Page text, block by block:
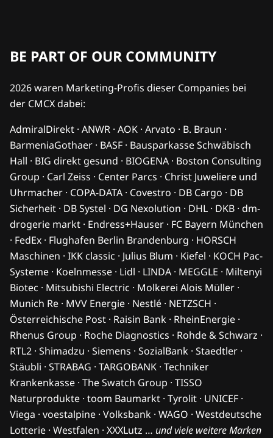
BE PART OF OUR COMMUNITY
2026 waren Marketing-Profis dieser Companies bei
der CMCX dabei:
AdmiralDirekt · ANWR · AOK · Arvato · B. Braun ·
BarmeniaGothaer · BASF · Bausparkasse Schwäbisch
Hall · BIG direkt gesund · BIOGENA · Boston Consulting
Group · Carl Zeiss · Center Parcs · Christ Juweliere und
Uhrmacher · COPA-DATA · Covestro · DB Cargo · DB
Sicherheit · DB Systel · DG Nexolution · DHL · DKB · dm-
drogerie markt · Endress+Hauser · FC Bayern München
· FedEx · Flughafen Berlin Brandenburg · HORSCH
Maschinen · IKK classic · Julius Blum · Kiefel · KOCH Pac-
Systeme · Koelnmesse · Lidl · LINDA · MEGGLE · Miltenyi
Biotec · Mitsubishi Electric · Molkerei Alois Müller ·
Munich Re · MVV Energie · Nestlé · NETZSCH ·
Österreichische Post · Raisin Bank · RheinEnergie ·
Rhenus Group · Roche Diagnostics · Rohde & Schwarz ·
RTL2 · Shimadzu · Siemens · SozialBank · Staedtler ·
Stäubli · STRABAG · TARGOBANK · Techniker
Krankenkasse · The Swatch Group · TISSO
Naturprodukte · toom Baumarkt · Tyrolit · UNICEF ·
Viega · voestalpine · Volksbank · WAGO · Westdeutsche
Lotterie · Westfalen · XXXLutz … und viele weitere Marken